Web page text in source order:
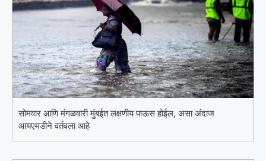
सोमवार आणि मंगळवारी मुंबईत लक्षणीय पाऊस होईल, असा अंदाज
आयएमडीने वर्तवला आहे